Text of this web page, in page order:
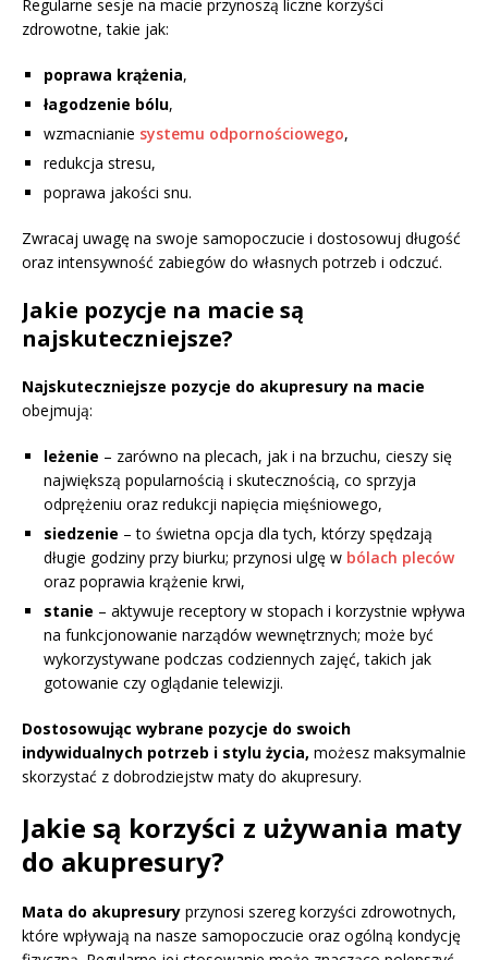
Regularne sesje na macie przynoszą liczne korzyści
zdrowotne, takie jak:
poprawa krążenia,
łagodzenie bólu,
wzmacnianie systemu odpornościowego,
redukcja stresu,
poprawa jakości snu.
Zwracaj uwagę na swoje samopoczucie i dostosowuj długość
oraz intensywność zabiegów do własnych potrzeb i odczuć.
Jakie pozycje na macie są
najskuteczniejsze?
Najskuteczniejsze pozycje do akupresury na macie
obejmują:
leżenie – zarówno na plecach, jak i na brzuchu, cieszy się
największą popularnością i skutecznością, co sprzyja
odprężeniu oraz redukcji napięcia mięśniowego,
siedzenie – to świetna opcja dla tych, którzy spędzają
długie godziny przy biurku; przynosi ulgę w bólach pleców
oraz poprawia krążenie krwi,
stanie – aktywuje receptory w stopach i korzystnie wpływa
na funkcjonowanie narządów wewnętrznych; może być
wykorzystywane podczas codziennych zajęć, takich jak
gotowanie czy oglądanie telewizji.
Dostosowując wybrane pozycje do swoich
indywidualnych potrzeb i stylu życia, możesz maksymalnie
skorzystać z dobrodziejstw maty do akupresury.
Jakie są korzyści z używania maty
do akupresury?
Mata do akupresury przynosi szereg korzyści zdrowotnych,
które wpływają na nasze samopoczucie oraz ogólną kondycję